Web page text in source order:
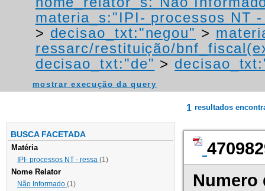
materia_s:"IPI- processos NT
> decisao_txt:"negou" >
ressarc/restituição/
decisao_txt:"de" >
mostrar execução da query
BUSCA FACETADA
Matéria
IPI- processos NT - ressa (1)
Nome Relator
Não Informado (1)
1 resultados
Numero